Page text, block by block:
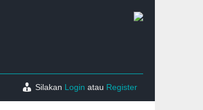
Silakan Login atau Register